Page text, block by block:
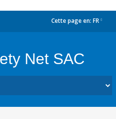
Cette page en: FR
Net SAC